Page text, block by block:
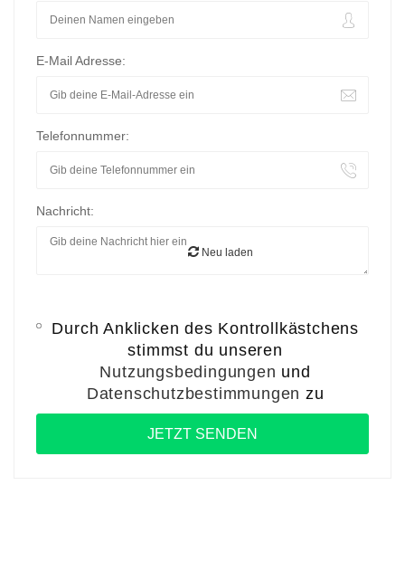
E-Mail Adresse:
Telefonnummer:
Nachricht:
Neu laden
Durch Anklicken des Kontrollkästchens
stimmst du unseren
Nutzungsbedingungen und
Datenschutzbestimmungen zu